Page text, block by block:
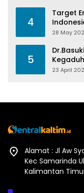
4
Target
28 May
5
Pesta
23 April
Alamat : Jl Aw
Kec Samarinda
Kalimantan